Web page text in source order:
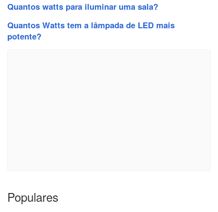
Quantos watts para iluminar uma sala?
Quantos Watts tem a lâmpada de LED mais
potente?
Populares